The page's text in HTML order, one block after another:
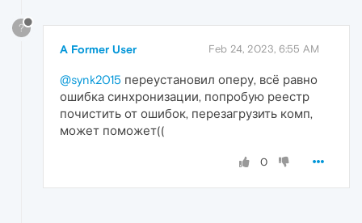
?
A Former User Feb 24, 2023, 6:55 AM
@synk2015 переустановил оперу, всё равно
ошибка синхронизации, попробую реестр
почистить от ошибок, перезагрузить комп,
может поможет((
0